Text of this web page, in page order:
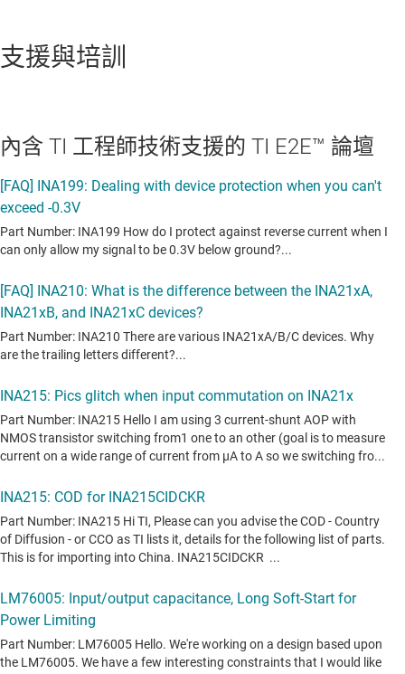
支援與培訓
內含 TI 工程師技術支援的 TI E2E™ 論壇